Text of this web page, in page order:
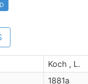
Koch , L.
1881a